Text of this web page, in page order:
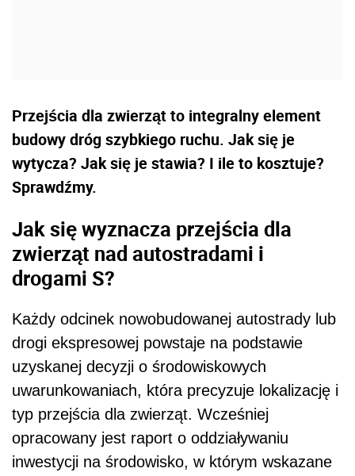
Przejścia dla zwierząt to integralny element
budowy dróg szybkiego ruchu. Jak się je
wytycza? Jak się je stawia? I ile to kosztuje?
Sprawdźmy.
Jak się wyznacza przejścia dla
zwierząt nad autostradami i
drogami S?
Każdy odcinek nowobudowanej autostrady lub
drogi ekspresowej powstaje na podstawie
uzyskanej decyzji o środowiskowych
uwarunkowaniach, która precyzuje lokalizację i
typ przejścia dla zwierząt. Wcześniej
opracowany jest raport o oddziaływaniu
inwestycji na środowisko, w którym wskazane